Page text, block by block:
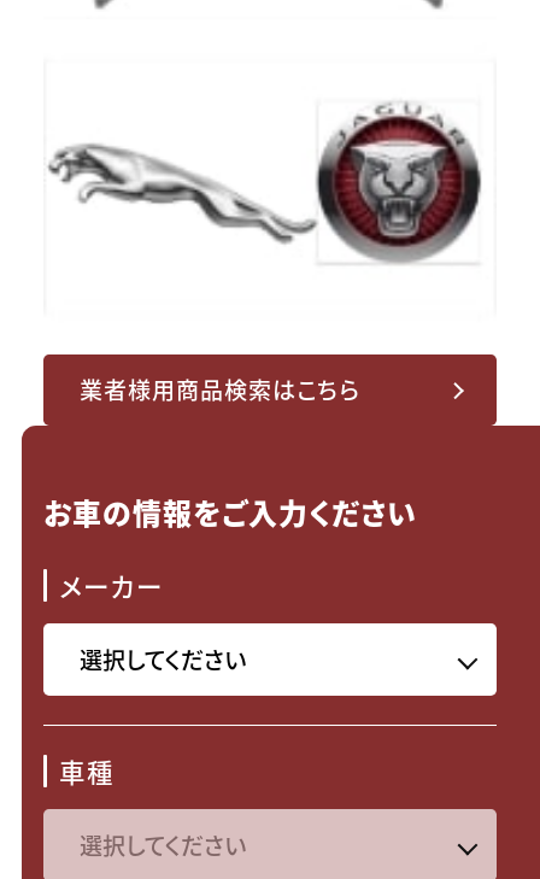
業者様用商品検索はこちら
お車の情報をご入力ください
メーカー
車種